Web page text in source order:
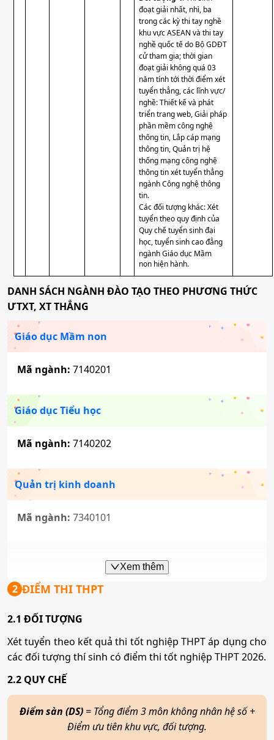
đoạt giải nhất, nhì, ba
trong các kỳ thi tay nghề
khu vực ASEAN và thi tay
nghề quốc tế do Bộ GDĐT
cử tham gia; thời gian
đoạt giải không quá 03
năm tính tới thời điểm xét
tuyển thẳng, các lĩnh vực/
nghề: Thiết kế và phát
triển trang web, Giải pháp
phần mềm công nghệ
thông tin, Lắp cáp mạng
thông tin, Quản trị hệ
thống mạng công nghệ
thông tin xét tuyển thẳng
ngành Công nghệ thông
tin.
Các đối tượng khác: Xét
tuyển theo quy định của
Quy chế tuyển sinh đại
học, tuyển sinh cao đẳng
ngành Giáo dục Mầm
non hiện hành.
DANH SÁCH NGÀNH ĐÀO TẠO THEO PHƯƠNG THỨC
ƯTXT, XT THẲNG
Giáo dục Mầm non
Mã ngành: 7140201
Giáo dục Tiểu học
Mã ngành: 7140202
Quản trị kinh doanh
Mã ngành: 7340101
Thương mại điện tử
Mã ngành: 7340122
Mã ngành:
Luật kinh tế
Xem thêm
2 ĐIỂM THI THPT
2.1 ĐỐI TƯỢNG
Xét tuyển theo kết quả thi tốt nghiệp THPT áp dụng cho
các đối tượng thí sinh có điểm thi tốt nghiệp THPT 2026.
2.2 QUY CHẾ
Điểm sàn (DS) = Tổng điểm 3 môn không nhân hệ số +
Điểm ưu tiên khu vực, đối tượng.